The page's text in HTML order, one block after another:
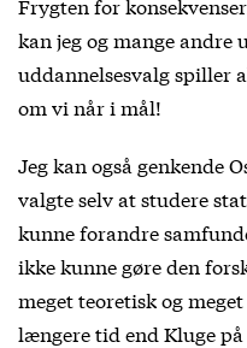
kan jeg og mange andre
uddannelsesvalg spiller
om vi når i mål!
Jeg kan også genkende
valgte selv at studere
kunne forandre
ikke kunne gøre den
meget teoretisk og
længere tid end Kluge